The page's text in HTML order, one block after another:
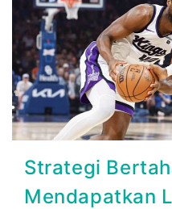
Strategi
Mendapatkan